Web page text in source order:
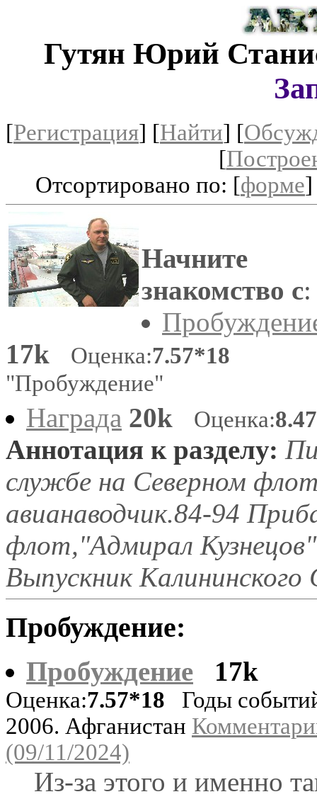
Гутян Юрий
[Регистрация] [Найти] [
[
Отсортировано по: [форме
Начните
знакомство с:
17k
Оценка:7.57*18
"Пробуждение"
Награда 20k Оценка:
Аннотация к разделу:
службе на Северном
авианаводчик.84-94
флот,"Адмирал
Выпускник
Пробуждение:
Пробуждение 17k
Оценка:7.57*18 Годы
2006. Афганистан
(09/11/2024)
Из-за этого и именно